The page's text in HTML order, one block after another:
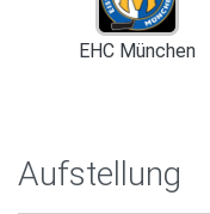
EHC München
Aufstellung